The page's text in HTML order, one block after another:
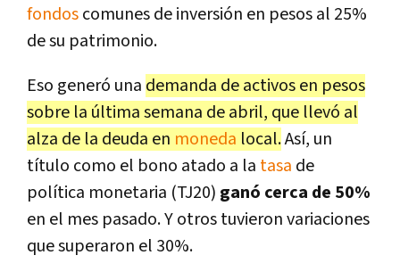
fondoscomunes de inversión en pesos al 25%
de su patrimonio.
Eso generó una demanda de activos en pesos
sobre la última semana de abril, que llevó al
alza de la deuda en moneda local.Así, un
título como el bono atado a la tasa de
política monetaria (TJ20) ganó cerca de 50%
en el mes pasado. Y otros tuvieron variaciones
que superaron el 30%.